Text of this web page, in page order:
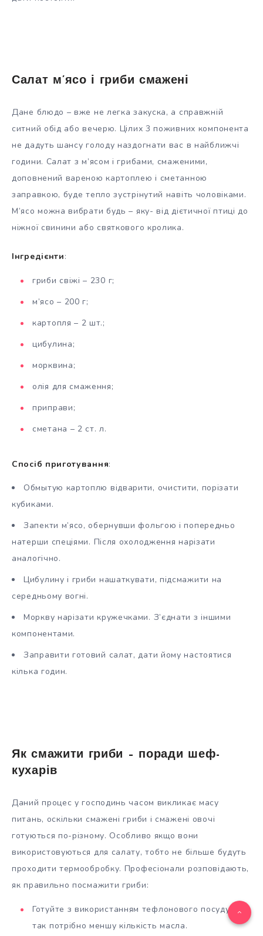
Салат м’ясо і гриби смажені
Дане блюдо – вже не легка закуска, а справжній
ситний обід або вечерю. Цілих 3 поживних компонента
не дадуть шансу голоду наздогнати вас в найближчі
години. Салат з м’ясом і грибами, смаженими,
доповнений вареною картоплею і сметанною
заправкою, буде тепло зустрінутий навіть чоловіками.
М’ясо можна вибрати будь – яку- від дієтичної птиці до
ніжної свинини або святкового кролика.
Інгредієнти:
гриби свіжі – 230 г;
м’ясо – 200 г;
картопля – 2 шт.;
цибулина;
морквина;
олія для смаження;
приправи;
сметана – 2 ст. л.
Спосіб приготування:
Обмытую картоплю відварити, очистити, порізати
кубиками.
Запекти м’ясо, обернувши фольгою і попередньо
натерши спеціями. Після охолодження нарізати
аналогічно.
Цибулину і гриби нашаткувати, підсмажити на
середньому вогні.
Моркву нарізати кружечками. З’єднати з іншими
компонентами.
Заправити готовий салат, дати йому настоятися
кілька годин.
Як смажити гриби – поради шеф-
кухарів
Даний процес у господинь часом викликає масу
питань, оскільки смажені гриби і смажені овочі
готуються по-різному. Особливо якщо вони
використовуються для салату, тобто не більше будуть
проходити термообробку. Професіонали розповідають,
як правильно посмажити гриби:
Готуйте з використанням тефлонового посуду –
так потрібно меншу кількість масла.